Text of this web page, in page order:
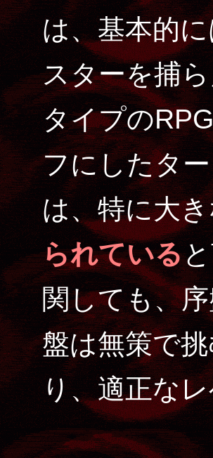
は、基本的
スターを捕
タイプの
フにしたタ
は、特に大
られている
関しても、
盤は無策で
り、適正な